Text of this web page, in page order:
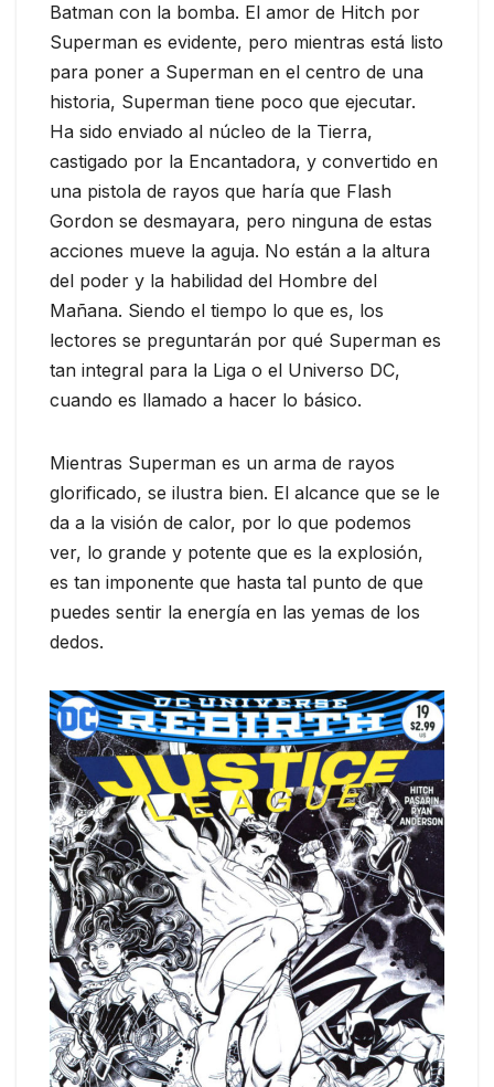
Batman con la bomba. El amor de Hitch por
Superman es evidente, pero mientras está listo
para poner a Superman en el centro de una
historia, Superman tiene poco que ejecutar.
Ha sido enviado al núcleo de la Tierra,
castigado por la Encantadora, y convertido en
una pistola de rayos que haría que Flash
Gordon se desmayara, pero ninguna de estas
acciones mueve la aguja. No están a la altura
del poder y la habilidad del Hombre del
Mañana. Siendo el tiempo lo que es, los
lectores se preguntarán por qué Superman es
tan integral para la Liga o el Universo DC,
cuando es llamado a hacer lo básico.
Mientras Superman es un arma de rayos
glorificado, se ilustra bien. El alcance que se le
da a la visión de calor, por lo que podemos
ver, lo grande y potente que es la explosión,
es tan imponente que hasta tal punto de que
puedes sentir la energía en las yemas de los
dedos.